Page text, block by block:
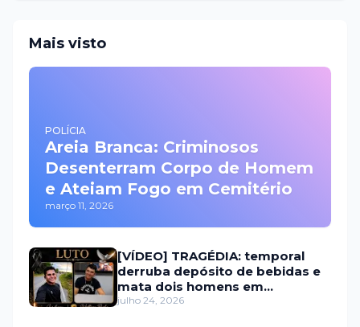
Mais visto
POLÍCIA
Areia Branca: Criminosos
Desenterram Corpo de Homem
e Ateiam Fogo em Cemitério
março 11, 2026
[VÍDEO] TRAGÉDIA: temporal
derruba depósito de bebidas e
mata dois homens em
Portalegre
julho 24, 2026